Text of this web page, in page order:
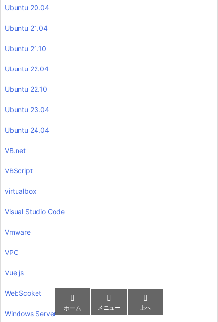
Ubuntu 20.04
Ubuntu 21.04
Ubuntu 21.10
Ubuntu 22.04
Ubuntu 22.10
Ubuntu 23.04
Ubuntu 24.04
VB.net
VBScript
virtualbox
Visual Studio Code
Vmware
VPC
Vue.js
WebScoket
Windows Server

ホーム

メニュー

上へ